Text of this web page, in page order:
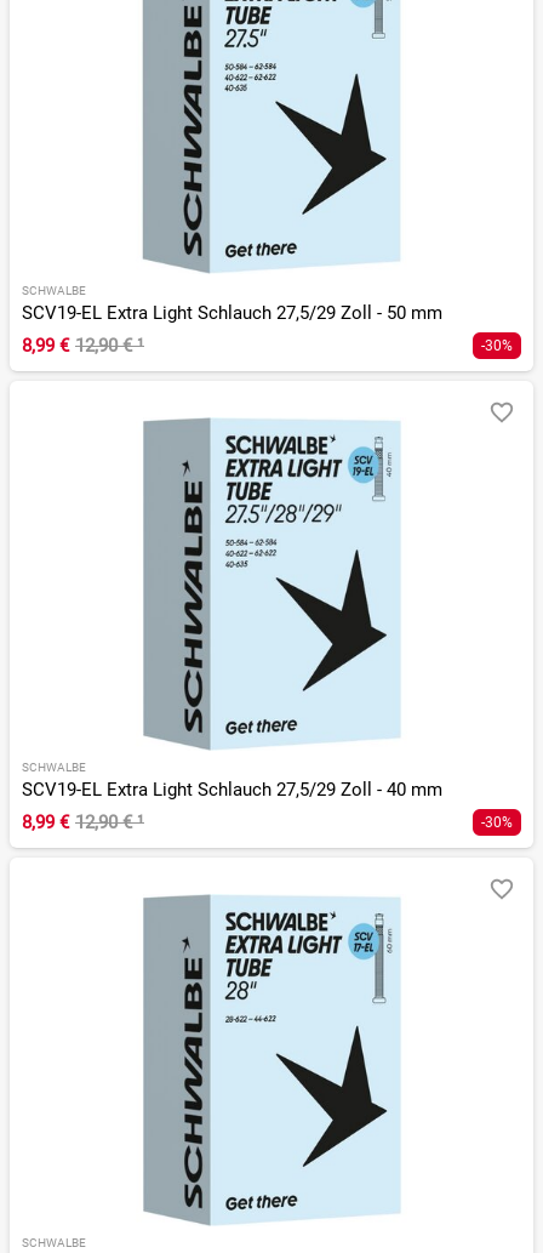
SCHWALBE
SCV19-EL Extra Light Schlauch 27,5/29 Zoll - 50 mm
8,99 € 12,90 €¹ -30%
SCHWALBE
SCV19-EL Extra Light Schlauch 27,5/29 Zoll - 40 mm
8,99 € 12,90 €¹ -30%
SCHWALBE